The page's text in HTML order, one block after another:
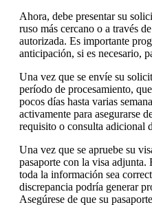
Ahora, debe presentar su
ruso más cercano o a través
autorizada. Es importante
anticipación, si es necesario,
Una vez que se envíe su
período de procesamiento,
pocos días hasta varias
activamente para asegurarse
requisito o consulta adicional
Una vez que se apruebe su
pasaporte con la visa
toda la información sea
discrepancia podría generar
Asegúrese de que su